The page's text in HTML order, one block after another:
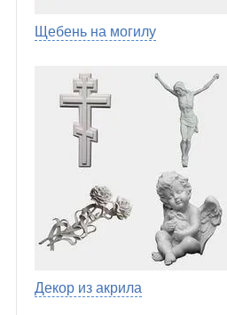
Щебень на могилу
Декор из акрила